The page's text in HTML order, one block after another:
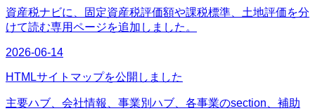
資産税ナビに、固定資産税評価額や課税標準、土地評価を分
けて読む専用ページを追加しました。
2026-06-14
HTMLサイトマップを公開しました
主要ハブ、会社情報、事業別ハブ、各事業のsection、補助